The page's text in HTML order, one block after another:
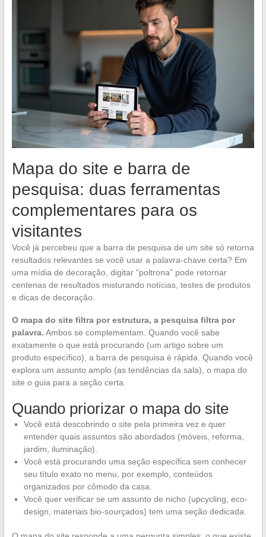
Mapa do site e barra de
pesquisa: duas ferramentas
complementares para os
visitantes
Você já percebeu que a barra de pesquisa de um site só retorna
resultados relevantes se você usar a palavra-chave certa? Em
uma mídia de decoração, digitar “poltrona” pode retornar
centenas de resultados misturando notícias, testes de produtos
e dicas de decoração.
O mapa do site filtra por estrutura, a pesquisa filtra por
palavra. Ambos se complementam. Quando você sabe
exatamente o que está procurando (um artigo sobre um
produto específico), a barra de pesquisa é rápida. Quando você
explora um assunto amplo (as tendências da sala), o mapa do
site o guia para a seção certa.
Quando priorizar o mapa do site
Você está descobrindo o site pela primeira vez e quer
entender quais assuntos são abordados (móveis, reforma,
jardim, iluminação).
Você está procurando uma seção específica sem conhecer
seu título exato no menu, por exemplo, conteúdos
organizados por cômodo da casa.
Você quer verificar se um assunto de nicho (upcycling, eco-
design, materiais bio-sourçados) tem uma seção dedicada.